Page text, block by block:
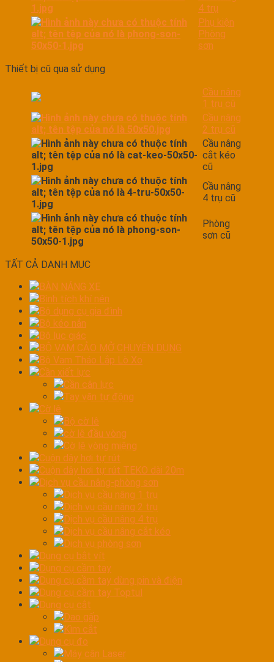
4 trụ
Phụ kiện
Phòng
sơn
Thiết bị cũ qua sử dụng
Cầu nâng
1 trụ cũ
Cầu nâng
2 trụ cũ
Cầu nâng
cắt kéo
cũ
Cầu nâng
4 trụ cũ
Phòng
sơn cũ
TẤT CẢ DANH MỤC
BÀN NÁNG XE
Bình tích khí nén
Bộ dụng cụ gia đình
Bộ kéo nắn
Bộ lục giác
BỘ VAM CẢO MỞ CHUYÊN DỤNG
Bộ Vam Tháo Lắp Lò Xo
Cần xiết lực
Cần cân lực
Tay vặn tự động
Cờ lê
Bộ cờ lê
cờ lê đầu vòng
Cờ lê vòng miệng
Cuộn dây hơi tự rút
Cuộn dây hơi tự rút TEKO dài 20m
Dịch vụ cầu nâng-phòng sơn
Dịch vụ cầu nâng 1 trụ
Dịch vụ cầu nâng 2 trụ
Dịch vụ cầu nâng 4 trụ
Dịch vụ cầu nâng cắt kéo
Dịch vụ phòng sơn
Dụng cụ bắt vít
Dụng cụ cầm tay
Dụng cụ cầm tay dùng pin và điện
Dụng cụ cầm tay Toptul
Dụng cụ cắt
Dao gấp
Kìm cắt
Dụng cụ đo
Máy cân Laser